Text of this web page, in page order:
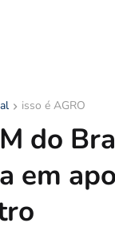
isso é AGRO
do
em